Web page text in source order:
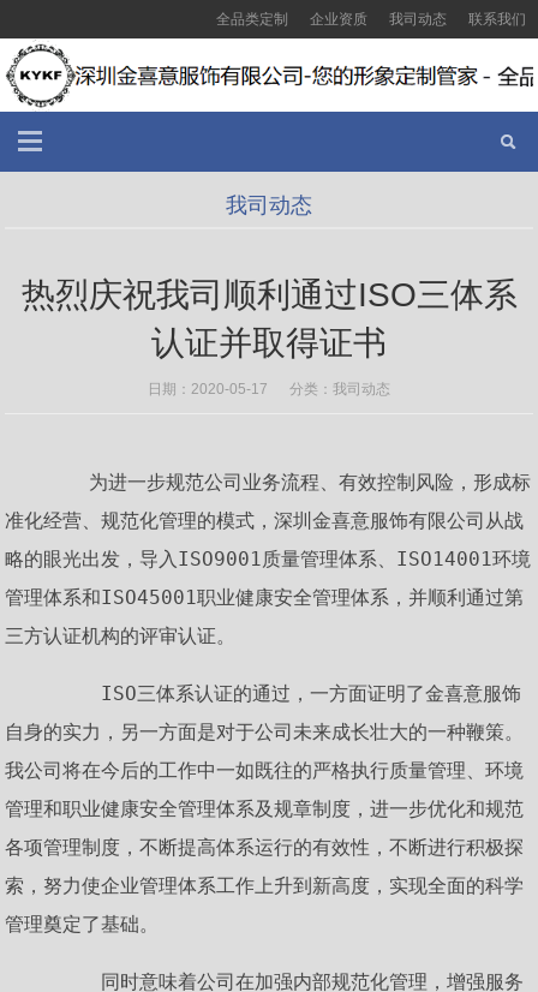
全品类定制 企业资质 我司动态 联系我们
我司动态
热烈庆祝我司顺利通过ISO三体系
认证并取得证书
日期：2020-05-17 分类： 我司动态
准化经营、规范化管理的模式，深圳金喜意服饰有限公司从战
略的眼光出发，导入ISO9001质量管理体系、ISO14001环境
管理体系和ISO45001职业健康安全管理体系，并顺利通过第
三方认证机构的评审认证。
自身的实力，另一方面是对于公司未来成长壮大的一种鞭策。
我公司将在今后的工作中一如既往的严格执行质量管理、环境
管理和职业健康安全管理体系及规章制度，进一步优化和规范
各项管理制度，不断提高体系运行的有效性，不断进行积极探
索，努力使企业管理体系工作上升到新高度，实现全面的科学
管理奠定了基础。